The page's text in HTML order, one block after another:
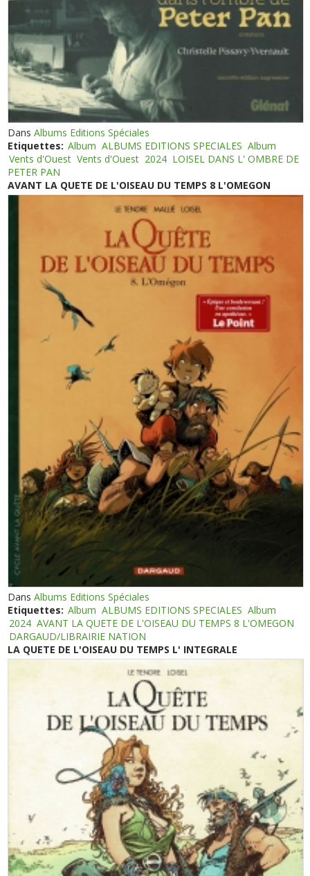
DansAlbums Editions Spéciales
Etiquettes: Album ALBUMS EDITIONS SPECIALES Album
Vents d'Ouest Vents d'Ouest 2024 LOISEL DANS L' OMBRE DE
PETER PAN
AVANT LA QUETE DE L'OISEAU DU TEMPS 8 L'OMEGON
DansAlbums Editions Spéciales
Etiquettes: Album ALBUMS EDITIONS SPECIALES Album
2024 AVANT LA QUETE DE L'OISEAU DU TEMPS 8 L'OMEGON
DARGAUD/LIBRAIRIE NATION
LA QUETE DE L'OISEAU DU TEMPS L' INTEGRALE